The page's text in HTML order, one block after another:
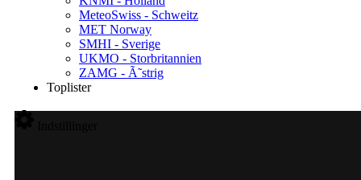
MeteoSwiss - Schweitz
MET Norway
SMHI - Sverige
UKMO - Storbritannien
ZAMG - Ã˜strig
Toplister